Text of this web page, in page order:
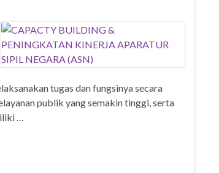
tugas dan fungsinya secara
publik yang semakin tinggi, serta
…